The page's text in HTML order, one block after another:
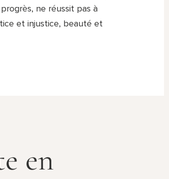
ne réussit pas à
et injustice, beauté et
en